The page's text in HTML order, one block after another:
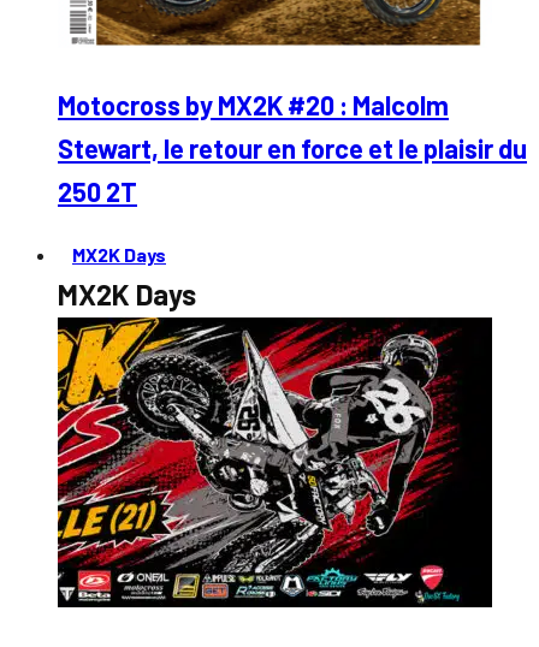
Motocross by MX2K #20 : Malcolm
Stewart, le retour en force et le plaisir du
250 2T
MX2K Days
MX2K Days